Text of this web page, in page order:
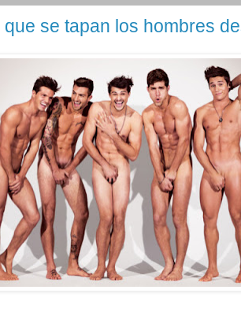
que se tapan los hombres